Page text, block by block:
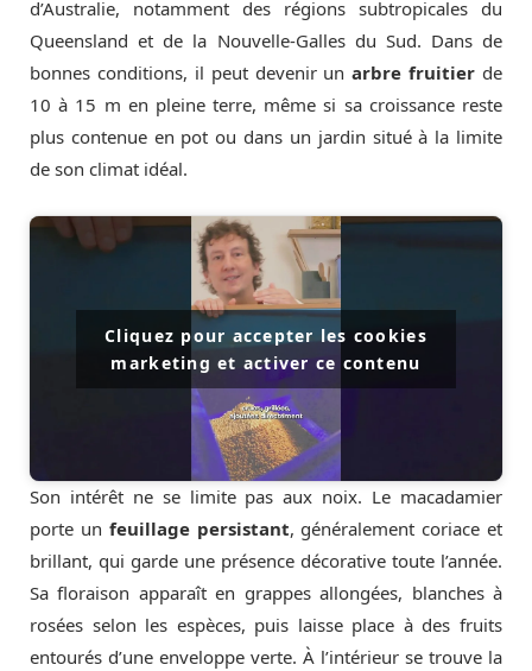
d’Australie, notamment des régions subtropicales du
Queensland et de la Nouvelle-Galles du Sud. Dans de
bonnes conditions, il peut devenir unarbre fruitier de
10 à 15 m en pleine terre, même si sa croissance reste
plus contenue en pot ou dans un jardin situé à la limite
de son climat idéal.
Cliquez pour accepter les cookies
marketing et activer ce contenu
Son intérêt ne se limite pas aux noix. Le macadamier
porte un feuillage persistant, généralement coriace et
brillant, qui garde une présence décorative toute l’année.
Sa floraison apparaît en grappes allongées, blanches à
rosées selon les espèces, puis laisse place à des fruits
entourés d’une enveloppe verte. À l’intérieur se trouve la